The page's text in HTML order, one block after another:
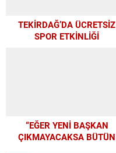
TEKİRDAĞ’DA ÜCRETSİZ
SPOR ETKİNLİĞİ
“EĞER YENİ BAŞKAN
ÇIKMAYACAKSA BÜTÜN